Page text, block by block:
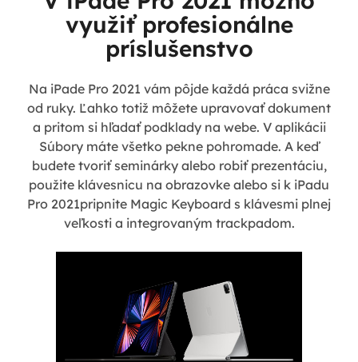
využiť profesionálne
príslušenstvo
Na iPade Pro 2021 vám pôjde každá práca svižne
od ruky. Ľahko totiž môžete upravovať dokument
a pritom si hľadať podklady na webe. V aplikácii
Súbory máte všetko pekne pohromade. A keď
budete tvoriť seminárky alebo robiť prezentáciu,
použite klávesnicu na obrazovke alebo si k iPadu
Pro 2021pripnite Magic Keyboard s klávesmi plnej
veľkosti a integrovaným trackpadom.